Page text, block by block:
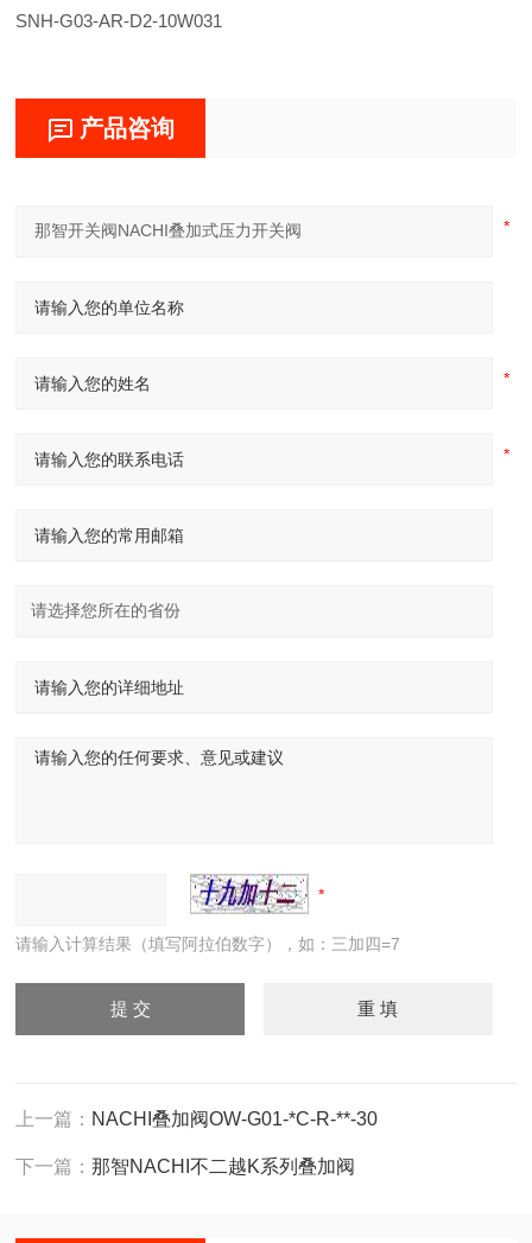
SNH-G03-AR-D2-10W031
产品咨询
请输入计算结果（填写阿拉伯数字），如：三加四=7
上一篇： NACHI叠加阀OW-G01-*C-R-**-30
下一篇：那智NACHI不二越K系列叠加阀